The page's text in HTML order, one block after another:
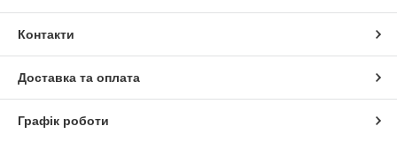
Контакти
Доставка та оплата
Графік роботи